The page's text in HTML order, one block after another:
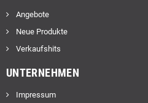
Angebote
Neue Produkte
Verkaufshits
UNTERNEHMEN
Impressum